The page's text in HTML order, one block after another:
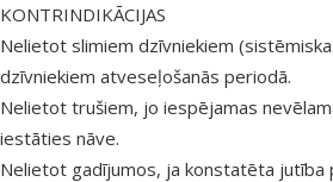
KONTRINDIKĀCIJAS
Nelietot slimiem dzīvniekiem
dzīvniekiem atveseļošanās periodā.
Nelietot trušiem, jo iespējamas
iestāties nāve.
Nelietot gadījumos, ja konstatēta